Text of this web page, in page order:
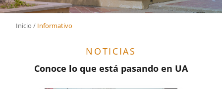
Inicio /Informativo
NOTICIAS
Conoce lo que está pasando en UA